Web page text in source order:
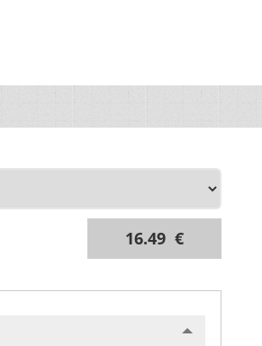
16.49 €